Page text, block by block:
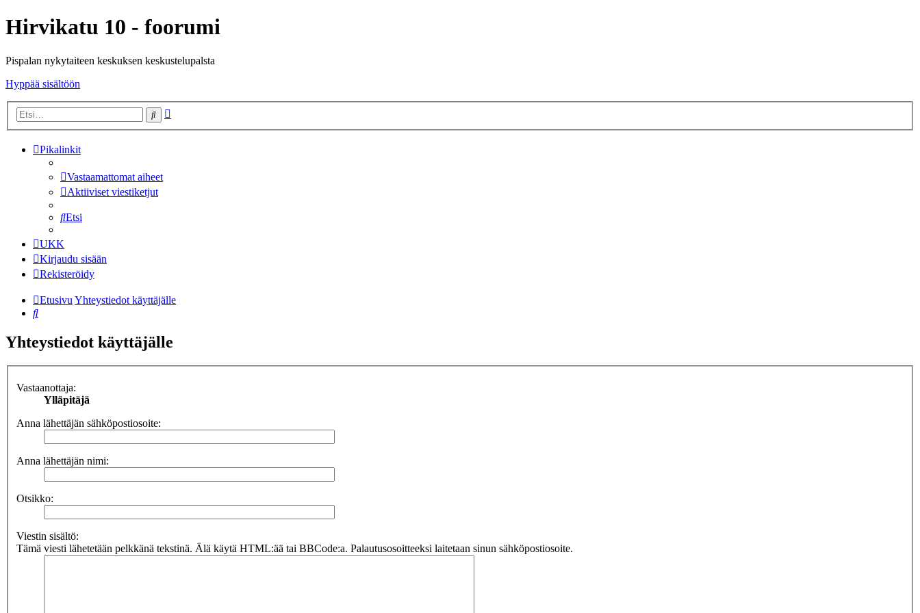
Hirvikatu 10 - foorumi
Pispalan nykytaiteen keskuksen keskustelupalsta
Hyppää sisältöön
Etsi
Pikalinkit
Vastaamattomat aiheet
Aktiiviset viestiketjut
Etsi
UKK
Kirjaudu sisään
Rekisteröidy
EtusivuYhteystiedot käyttäjälle
Etsi
Yhteystiedot käyttäjälle
Vastaanottaja:
Ylläpitäjä
Anna lähettäjän sähköpostiosoite:
Anna lähettäjän nimi:
Otsikko:
Viestin sisältö:
Tämä viesti lähetetään pelkkänä tekstinä. Älä käytä HTML:ää tai BBCode:a. Palautusosoitteeksi laitetaan sinun sähköpostiosoite.